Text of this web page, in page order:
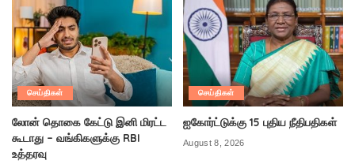
செய்திகள்
லோன் தொகை கேட்டு இனி மிரட்ட
கூடாது – வங்கிகளுக்கு RBI
உத்தரவு
செய்திகள்
ஐகோர்ட்டுக்கு 15 புதிய நீதிபதிகள்
August 8, 2026